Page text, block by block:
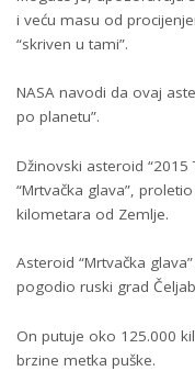
i veću masu od
“skriven u tami”.
NASA navodi da ovaj
po planetu”.
Džinovski asteroid
“Mrtvačka glava”,
kilometara od Zemlje.
Asteroid “Mrtvačka
pogodio ruski grad
On putuje oko 125.000
brzine metka puške.